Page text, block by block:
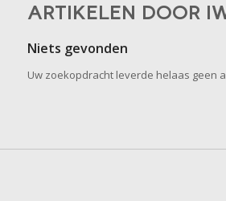
ARTIKELEN DOOR
Niets gevonden
Uw zoekopdracht leverde helaas geen